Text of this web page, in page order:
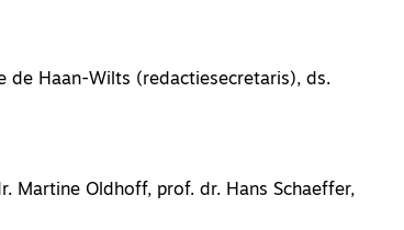
de Haan-Wilts (redactiesecretaris), ds.
Martine Oldhoff, prof. dr. Hans Schaeffer,